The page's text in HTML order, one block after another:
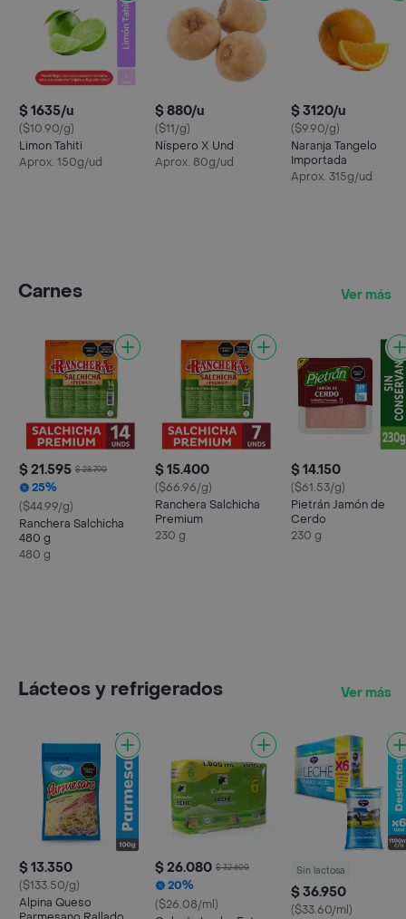
$ 1635/u
($10.90/g)
Limon Tahiti
Aprox. 150g/ud
$ 880/u
($11/g)
Níspero X Und
Aprox. 80g/ud
$ 3120/u
($9.90/g)
Naranja Tangelo
Importada
Aprox. 315g/ud
Carnes Ver más
$ 21.595 $ 28.790
25%
($44.99/g)
Ranchera Salchicha
480 g
480 g
$ 15.400
($66.96/g)
Ranchera Salchicha
Premium
230 g
$ 14.150
($61.53/g)
Pietrán Jamón de
Cerdo
230 g
Lácteos y refrigerados Ver más
$ 13.350
($133.50/g)
Alpina Queso
$ 26.080 $ 32.600
20%
($26.08/ml)
Sin lactosa
$ 36.950
($33.60/ml)